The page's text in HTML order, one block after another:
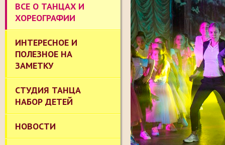
ВСЕ О ТАНЦАХ И
ХОРЕОГРАФИИ
ИНТЕРЕСНОЕ И
ПОЛЕЗНОЕ НА
ЗАМЕТКУ
СТУДИЯ ТАНЦА
НАБОР ДЕТЕЙ
НОВОСТИ